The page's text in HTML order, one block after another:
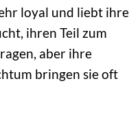
loyal und liebt ihre
ihren Teil zum
aber ihre
bringen sie oft